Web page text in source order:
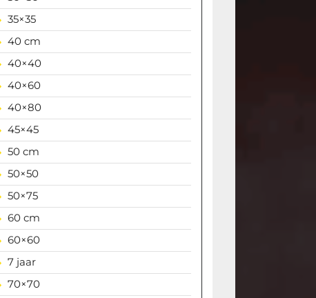
35×35
40 cm
40×40
40×60
40×80
45×45
50 cm
50×50
50×75
60 cm
60×60
7 jaar
70×70